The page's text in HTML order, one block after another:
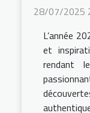
28/07/2025
L’année
et
rendant